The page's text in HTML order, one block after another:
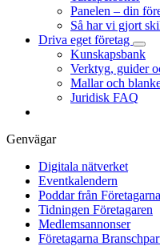
Panelen – din
Så har vi gjort
Driva eget företag
Kunskapsbank
Verktyg, guider
Mallar och
Juridisk FAQ
Genvägar
Digitala nätverket
Eventkalendern
Poddar från Företagarna
Tidningen Företagaren
Medlemsannonser
Företagarna